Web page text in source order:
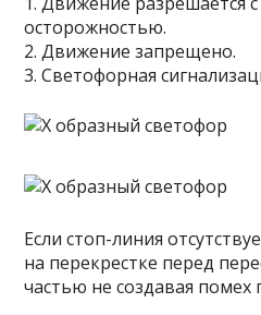
осторожностью.
2. Движение запрещено.
3. Светофорная
Если стоп-линия
на перекрестке перед
частью не создавая помех